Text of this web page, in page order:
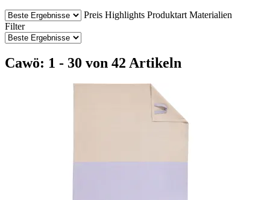
Preis Highlights Produktart Materialien
Filter
Cawö: 1 - 30 von 42 Artikeln